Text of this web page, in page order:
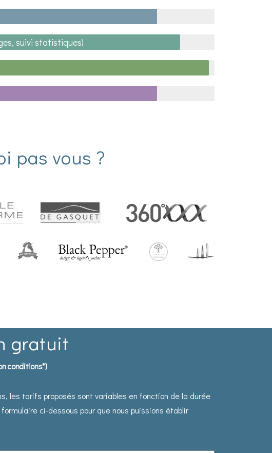
suivi statistiques)
pas vous ?
gratuit
conditions*)
les tarifs proposés sont variables en fonction de la durée
ci-dessous pour que nous puissions établir